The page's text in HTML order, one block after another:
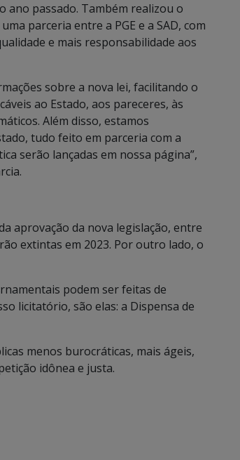
ano passado. Também realizou o
parceria entre a PGE e a SAD, com
e mais responsabilidade aos
sobre a nova lei, facilitando o
ao Estado, aos pareceres, às
Além disso, estamos
tudo feito em parceria com a
serão lançadas em nossa página”,
aprovação da nova legislação, entre
extintas em 2023. Por outro lado, o
podem ser feitas de
licitatório, são elas: a Dispensa de
menos burocráticas, mais ágeis,
idônea e justa.